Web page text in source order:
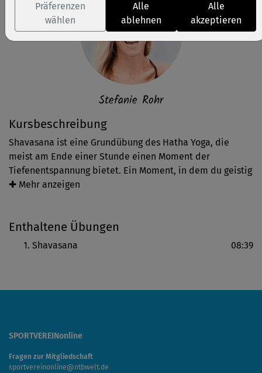
Kursbeschreibung
Shavasana ist eine Grundübung des Hatha Yoga, die
meist am Ende einer Stunde einen Moment der
Tiefenentspannung bietet. Ein Moment, in dem du geistig
und körperlich völlig loslassen und entspannen darfst.
bei dir sein darfst.
✚ Mehr anzeigen
Enthaltene Übungen
Shavasana 08:39
Stefanie Rohr
SPORTVEREINonline
Fragen zur Mitgliedschaft
sportvereinonline@ntbwelt.de
Präferenzen
wählen
Alle
ablehnen
Alle
akzeptieren